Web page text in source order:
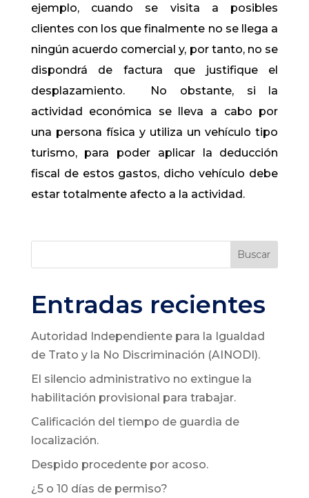
ejemplo, cuando se visita a posibles
clientes con los que finalmente no se llega a
ningún acuerdo comercial y, por tanto, no se
dispondrá de factura que justifique el
desplazamiento. No obstante, si la
actividad económica se lleva a cabo por
una persona física y utiliza un vehículo tipo
turismo, para poder aplicar la deducción
fiscal de estos gastos, dicho vehículo debe
estar totalmente afecto a la actividad.
Buscar
Entradas recientes
Autoridad Independiente para la Igualdad
de Trato y la No Discriminación (AINODI).
El silencio administrativo no extingue la
habilitación provisional para trabajar.
Calificación del tiempo de guardia de
localización.
Despido procedente por acoso.
¿5 o 10 días de permiso?